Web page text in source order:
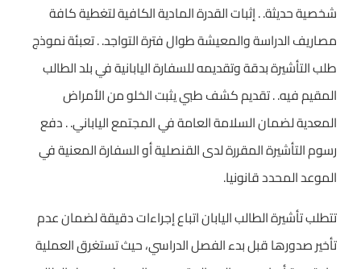
شخصية حديثة. . إثبات القدرة المادية الكافية لتغطية كافة
مصاريف الدراسة والمعيشة طوال فترة التواجد. . تعبئة نموذج
طلب التأشيرة بدقة وتقديمه للسفارة اليابانية في بلد الطالب
المقيم فيه. . تقديم كشف طبي يثبت الخلو من الأمراض
المعدية لضمان السلامة العامة في المجتمع الياباني. . دفع
رسوم التأشيرة المقررة لدى القنصلية أو السفارة المعنية في
الموعد المحدد قانونيا.
تتطلب تأشيرة الطالب اليابان اتباع إجراءات دقيقة لضمان عدم
تأخير صدورها قبل بدء الفصل الدراسي، حيث تستغرق العملية